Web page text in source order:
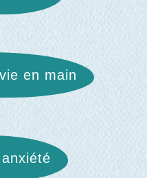
en main